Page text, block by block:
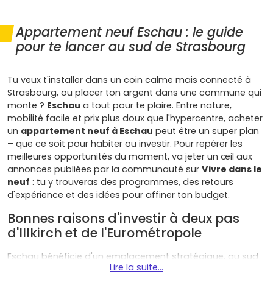
Appartement neuf Eschau : le guide
pour te lancer au sud de Strasbourg
Tu veux t'installer dans un coin calme mais connecté à
Strasbourg, ou placer ton argent dans une commune qui
monte ? Eschau a tout pour te plaire. Entre nature,
mobilité facile et prix plus doux que l'hypercentre, acheter
un appartement neuf à Eschau peut être un super plan
– que ce soit pour habiter ou investir. Pour repérer les
meilleures opportunités du moment, va jeter un œil aux
annonces publiées par la communauté sur Vivre dans le
neuf : tu y trouveras des programmes, des retours
d'expérience et des idées pour affiner ton budget.
Bonnes raisons d'investir à deux pas
d'Illkirch et de l'Eurométropole
Eschau bénéficie d'un emplacement stratégique, au sud
de Strasbourg, avec un accès rapide à l'
Lire la suite...